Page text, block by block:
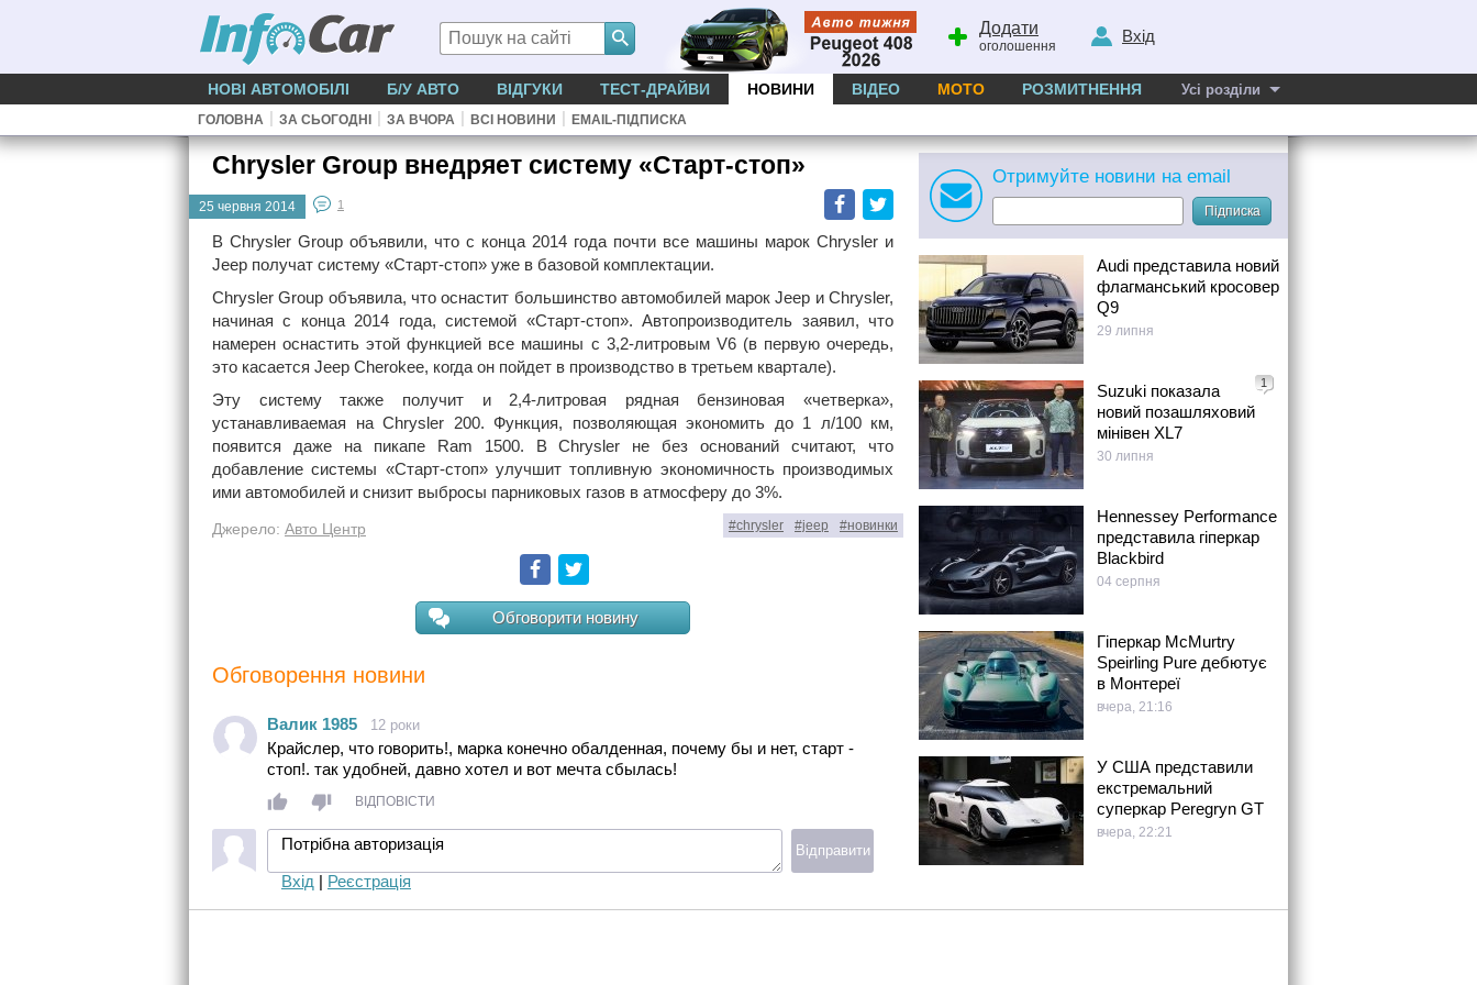
Додати
оголошення
Вхід
НОВІ АВТОМОБІЛІ Б/У АВТО ВІДГУКИ ТЕСТ-ДРАЙВИ НОВИНИ ВІДЕО МОТО РОЗМИТНЕННЯ Усі розділи
ГОЛОВНА | ЗА СЬОГОДНІ | ЗА ВЧОРА | ВСІ НОВИНИ | EMAIL-ПІДПИСКА
Chrysler Group внедряет систему «Старт-стоп»
FacebookTwitter
25 червня 2014 1
В Chrysler Group объявили, что с конца 2014 года почти все машины марок Chrysler и
Jeep получат систему «Старт-стоп» уже в базовой комплектации.
Chrysler Group объявила, что оснастит большинство автомобилей марок Jeep и Chrysler,
начиная с конца 2014 года, системой «Старт-стоп». Автопроизводитель заявил, что
намерен оснастить этой функцией все машины с 3,2-литровым V6 (в первую очередь,
это касается Jeep Cherokee, когда он пойдет в производство в третьем квартале).
Эту систему также получит и 2,4-литровая рядная бензиновая «четверка»,
устанавливаемая на Chrysler 200. Функция, позволяющая экономить до 1 л/100 км,
появится даже на пикапе Ram 1500. В Chrysler не без оснований считают, что
добавление системы «Старт-стоп» улучшит топливную экономичность производимых
ими автомобилей и снизит выбросы парниковых газов в атмосферу до 3%.
#chrysler #jeep #новинки
Джерело: Авто Центр
Facebook
Обговорити новину
Обговорення новини
Валик 1985 12 роки
Крайслер, что говорить!, марка конечно обалденная, почему бы и нет, старт -
стоп!. так удобней, давно хотел и вот мечта сбылась!
ВІДПОВІСТИ
Потрібна авторизація
Вхід | Реєстрація
Відправити
Отримуйте новини на email
Підписка
Audi представила новий
флагманський кросовер
Q9
29 липня
1
Suzuki показала
новий позашляховий
мінівен XL7
30 липня
Hennessey Performance
представила гіперкар
Blackbird
04 серпня
Гіперкар McMurtry
Speirling Pure дебютує
в Монтереї
вчера, 21:16
У США представили
екстремальний
суперкар Peregryn GT
вчера, 22:21